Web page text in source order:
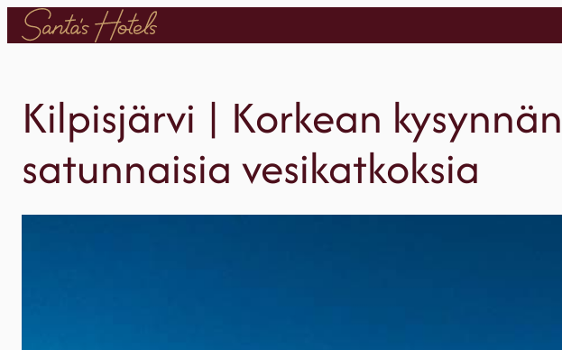
Siirry
sisältöön
Kilpisjärvi | Korkean
satunnaisia vesikatkoksia